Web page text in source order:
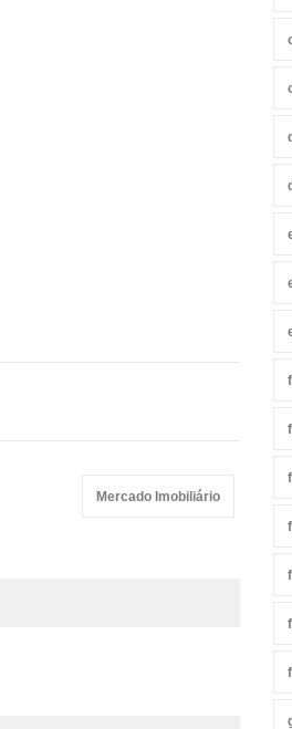
Mercado Imobiliário